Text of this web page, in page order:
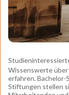
Wissenswerte über
erfahren. Bachelor-
Stiftungen stellen